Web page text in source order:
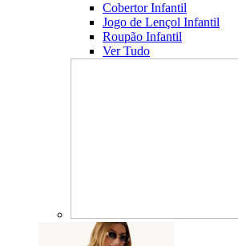
Cobertor Infantil
Jogo de Lençol Infantil
Roupão Infantil
Ver Tudo